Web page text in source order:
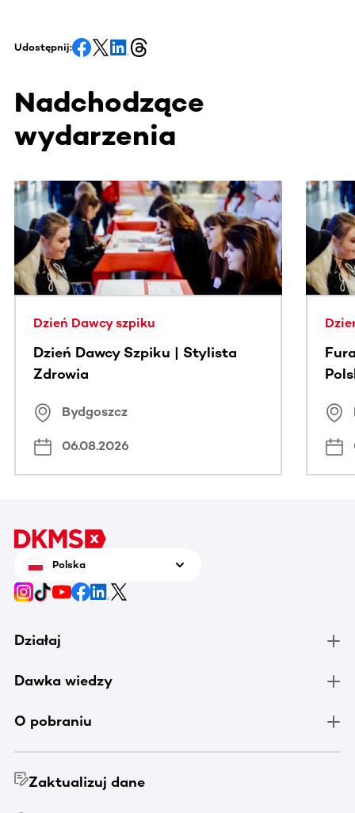
Udostępnij:
Nadchodzące
wydarzenia
Ta sekcja zawiera treści przewijane w poziomie. Użyj
Dzień Dawcy szpiku
Dzień Dawcy Szpiku | Stylista
Zdrowia
Bydgoszcz
06.08.2026
Polska
Działaj
Dawka wiedzy
O pobraniu
Zaktualizuj dane